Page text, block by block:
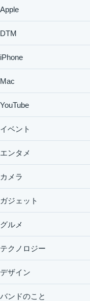
Apple
DTM
iPhone
Mac
YouTube
イベント
エンタメ
カメラ
ガジェット
グルメ
テクノロジー
デザイン
バンドのこと